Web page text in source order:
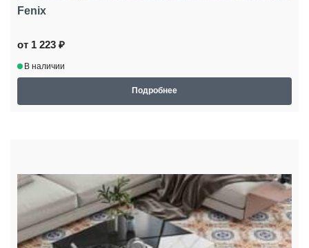
Fenix
от 1 223 ₽
В наличии
Подробнее